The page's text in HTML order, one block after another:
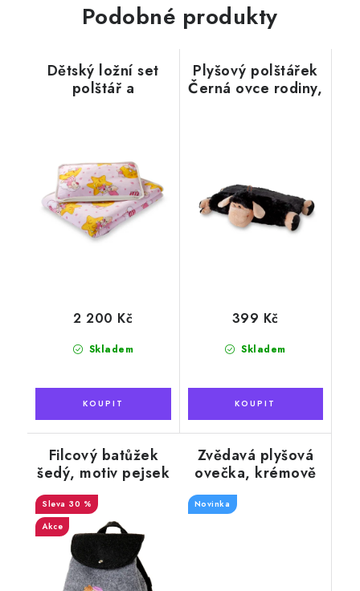
Podobné produkty
Dětský ložní set
polštář a
Skladem
2 200 Kč
Plyšový polštářek
Černá ovce rodiny,
Skladem
399 Kč
Filcový batůžek
šedý, motiv pejsek
30 %
Akce
Zvědavá plyšová
ovečka, krémově
Novinka